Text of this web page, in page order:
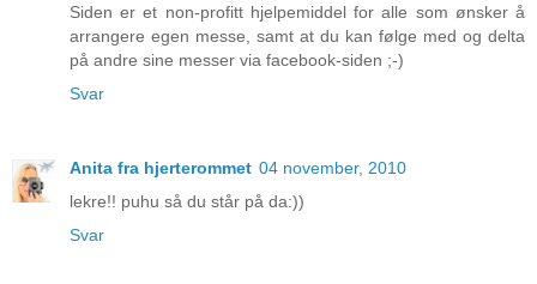
Siden er et non-profitt hjelpemiddel for alle som ønsker å
arrangere egen messe, samt at du kan følge med og delta
på andre sine messer via facebook-siden ;-)
Svar
Anita fra hjerterommet 04 november, 2010
lekre!! puhu så du står på da:))
Svar